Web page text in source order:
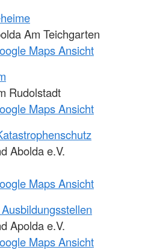
Am Teichgarten
Maps Ansicht
Rudolstadt
Maps Ansicht
Abolda e.V.
Maps Ansicht
Apolda e.V.
Maps Ansicht